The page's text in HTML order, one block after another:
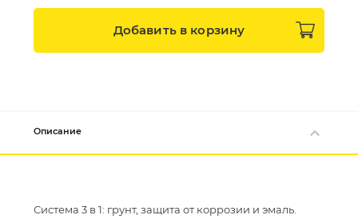
Добавить в корзину
Описание
Система 3 в 1: грунт, защита от коррозии и эмаль.